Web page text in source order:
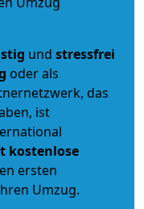
und stressfrei
oder als
das
ist
kostenlose
ersten
Umzug.